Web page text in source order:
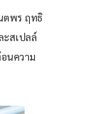
ตพร ฤทธิ
สเปลล์
นความ